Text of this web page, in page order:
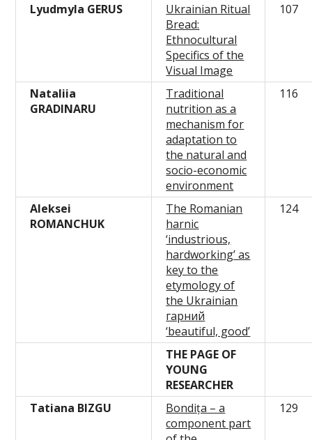
Lyudmyla GERUS
Ukrainian Ritual
Bread:
Ethnocultural
Specifics of the
Visual Image
107
Nataliia
GRADINARU
Traditional
nutrition as a
mechanism for
adaptation to
the natural and
socio-economic
environment
116
Aleksei
ROMANCHUK
The Romanian
harnic
‘industrious,
hardworking’ as
key to the
etymology of
the Ukrainian
гарний
‘beautiful, good’
124
THE PAGE OF
YOUNG
RESEARCHER
Tatiana BIZGU
Bondița – a
component part
129